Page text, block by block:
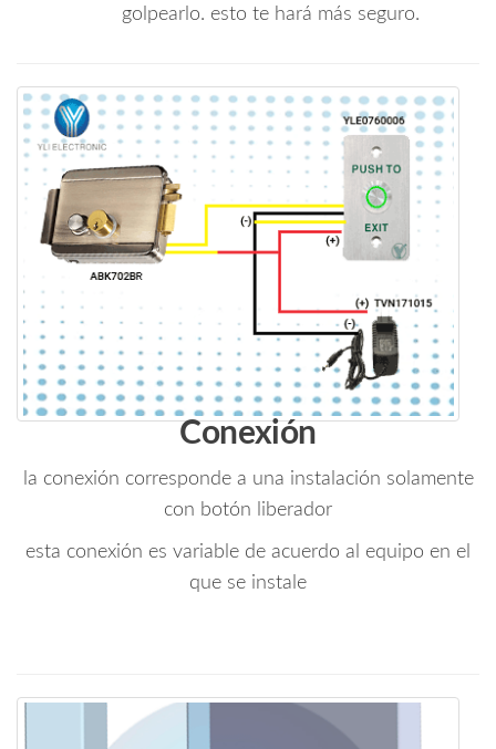
golpearlo. esto te hará más seguro.
Conexión
la conexión corresponde a una instalación solamente
con botón liberador
esta conexión es variable de acuerdo al equipo en el
que se instale